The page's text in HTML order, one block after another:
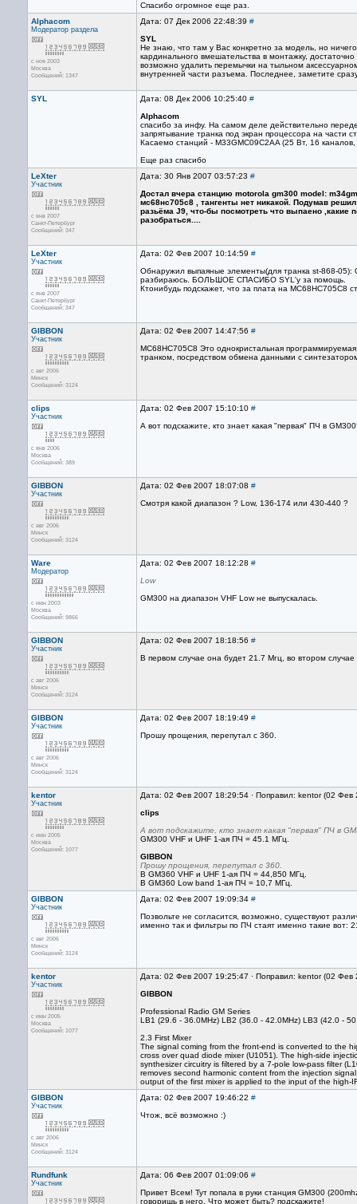
Спасибо огромное еще раз.
Alphacom
Модератор раздела
с ноя 2003
Москва
Сообщений: 1347
Дата: 07 Дек 2006 22:48:39 #
SYL
Не знаю, что там у Вас конкретно за модель, но
кардинального вмешательства в монтажку,
возможно удалить перемычки на тыльном
внутренней части разъема. Последнее, заметите
SYL Дата: 08 Дек 2006 10:25:40 #
Alphacom
спасибо за инфу. На самом деле действительно
запрятывание транка под экран процессора на части
Касаемо станций - M33GMC09C2AA (25 Вт, 16
Еще раз спасибо
LeXter
Участник
с янв 2007
Санкт-Петербург
Сообщений: 347
Дата: 30 Янв 2007 03:57:23 #
Достал вчера станцию motorola gm300 model:
мс68нс705с8 , тангенты нет никакой. Подумав
разьёма J9, что-бы посмотреть что выпаено
разобраться....
LeXter
Участник
с янв 2007
Санкт-Петербург
Сообщений: 347
Дата: 02 Фев 2007 10:14:59 #
Обнаружил выпаяные элементы(для транка st-868-05):
разбираюсь. БОЛЬШОЕ СПАСИБО SYL'у за помощь.
Ктонибудь подскажет, что за плата на МС68НС705С8
GIBBON
Участник
с авг 2006
Минск
Сообщений: 3124
Дата: 02 Фев 2007 14:47:56 #
МС68НС705С8 Это однокристальная
транком, посредством обмена данными с
clips
Участник
с янв 2006
Москва
Сообщений: 389
Дата: 02 Фев 2007 15:10:10 #
А вот подскажите, кто знает какая "первая" ПЧ в
GIBBON
Участник
с авг 2006
Минск
Сообщений: 3124
Дата: 02 Фев 2007 18:07:08 #
Смотря какой диапазон ? Low, 136-174 или 430-440 ?
Ware
Модератор
с июн 2003
Москва
Сообщений: 9866
Дата: 02 Фев 2007 18:12:28 #
Low
GM300 на диапазон VHF Low не выпускалась.
GIBBON
Участник
с авг 2006
Минск
Сообщений: 3124
Дата: 02 Фев 2007 18:18:56 #
В первом случае она будет 21.7 Мгц, во втором
GIBBON
Участник
с авг 2006
Минск
Сообщений: 3124
Дата: 02 Фев 2007 18:19:49 #
Прошу прощения, перепутал с 360.
kentor
Участник
с июн 2005
Москва
Сообщений: 1077
Дата: 02 Фев 2007 18:29:54 · Поправил: kentor (02
clips
А вот подскажите, кто знает какая "первая" ПЧ в
GM300 VHF и UHF 1-ая ПЧ = 45.1 МГц.
GIBBON
Прошу прощения, перепутал с 360.
В GM360 VHF и UHF 1-ая ПЧ = 44,850 МГц.
В GM360 Low band 1-ая ПЧ = 10,7 МГц.
GIBBON
Участник
с авг 2006
Минск
Сообщений: 3124
Дата: 02 Фев 2007 19:09:34 #
Позвольте не согласится, возможно, существуют
именно так и фильтры по ПЧ стаят именно такие вот:
kentor
Участник
с июн 2005
Москва
Сообщений: 1077
Дата: 02 Фев 2007 19:25:47 · Поправил: kentor (02
GIBBON
Professional Radio GM Series
LB1 (29.6 - 36.0MHz) LB2 (36.0 - 42.0MHz) LB3 (42.0 -
2.3 First Mixer
The signal coming from the front-end is converted to the
cross over quad diode mixer (U1051). The high-side
synthesizer circuitry is filtered by a 7-pole low-pass filter
removes second harmonic content from the injection
output of the first mixer is applied to the input of the high-
GIBBON
Участник
с авг 2006
Минск
Сообщений: 3124
Дата: 02 Фев 2007 19:46:22 #
Чтож, всё возможно :)
Rundfunk
Участник
Дата: 06 Фев 2007 01:09:06 #
Привет Всем! Тут попала в руки станция GM300
говоришь в него. Что может быть? подскажите!